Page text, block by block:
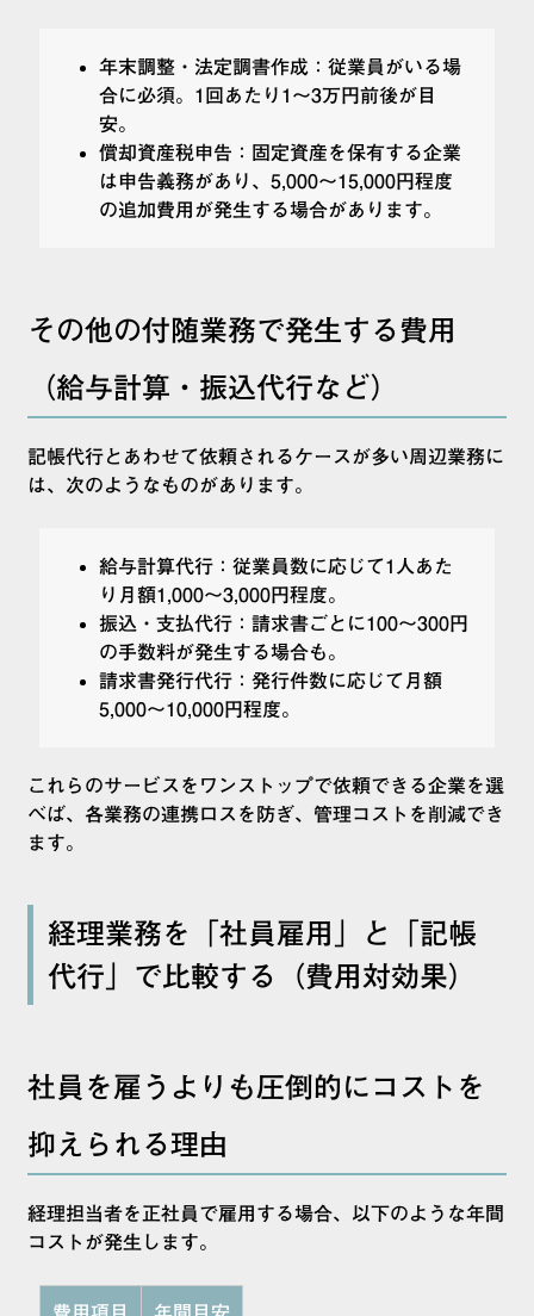
年末調整・法定調書作成：従業員がいる場
合に必須。1回あたり1〜3万円前後が目
安。
償却資産税申告：固定資産を保有する企業
は申告義務があり、5,000〜15,000円程度
の追加費用が発生する場合があります。
その他の付随業務で発生する費用
（給与計算・振込代行など）
記帳代行とあわせて依頼されるケースが多い周辺業務に
は、次のようなものがあります。
給与計算代行：従業員数に応じて1人あた
り月額1,000〜3,000円程度。
振込・支払代行：請求書ごとに100〜300円
の手数料が発生する場合も。
請求書発行代行：発行件数に応じて月額
5,000〜10,000円程度。
これらのサービスをワンストップで依頼できる企業を選
べば、各業務の連携ロスを防ぎ、管理コストを削減でき
ます。
経理業務を「社員雇用」と「記帳
代行」で比較する（費用対効果）
社員を雇うよりも圧倒的にコストを
抑えられる理由
経理担当者を正社員で雇用する場合、以下のような年間
コストが発生します。